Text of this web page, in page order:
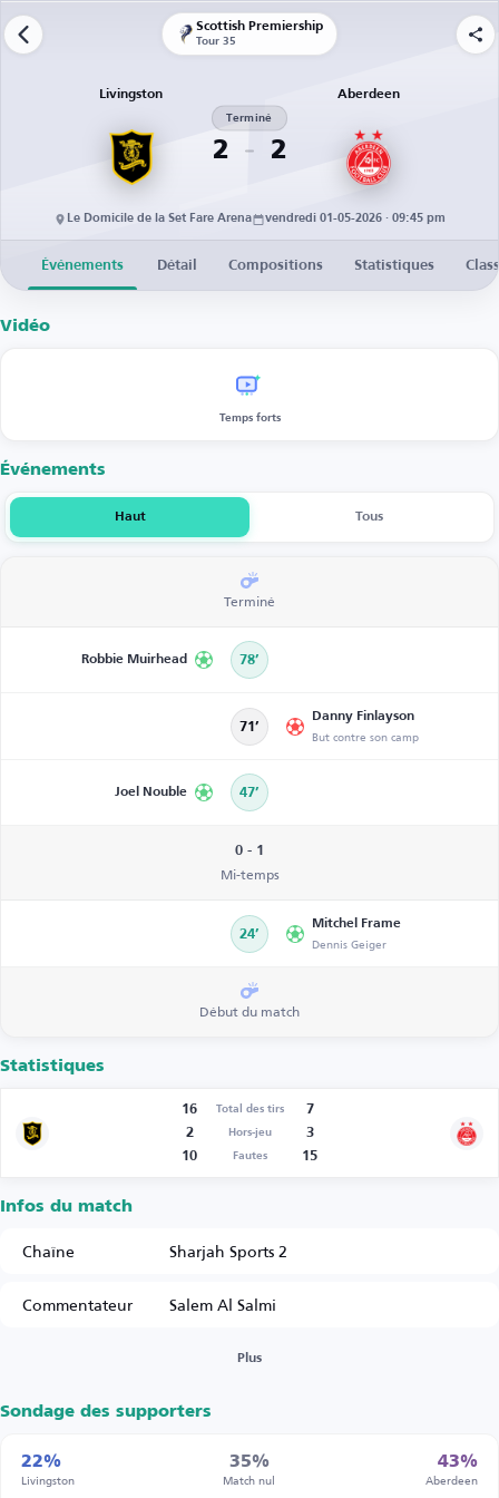
Scottish Premiership
Tour 35
Livingston
2
Terminé
2
Aberdeen
Le Domicile de la Set Fare Arena vendredi 01-05-2026 · 09:45 pm
Événements Détail Compositions Statistiques
Vidéo
Temps forts
Événements
Haut Tous
Terminé
Robbie Muirhead 78’
71’
Danny Finlayson
But contre son camp
Joel Nouble 47’
0 - 1
Mi-temps
24’
Mitchel Frame
Dennis Geiger
Début du match
Statistiques
16 Total des tirs
7
2
Hors-jeu
3
10
Fautes 15
Infos du match
Chaîne
Sharjah Sports 2
Commentateur
Salem Al Salmi
Plus
Sondage des supporters
22%
Livingston
35%
Match nul
43%
Aberdeen